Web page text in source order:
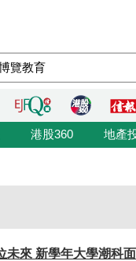
港股360 地產
未來 新學年大學潮科